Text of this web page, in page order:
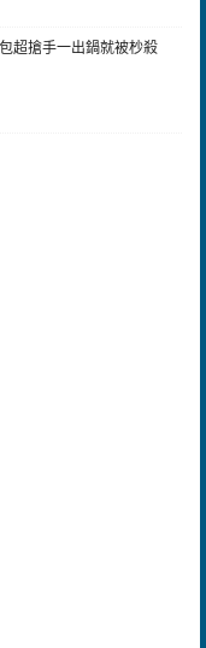
超搶手一出鍋就被杪殺